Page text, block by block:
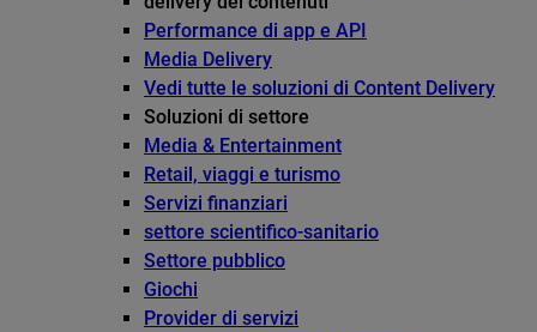
Performance di app e API
Media Delivery
Vedi tutte le soluzioni di Content Delivery
Soluzioni di settore
Media & Entertainment
Retail, viaggi e turismo
Servizi finanziari
settore scientifico-sanitario
Settore pubblico
Giochi
Provider di servizi